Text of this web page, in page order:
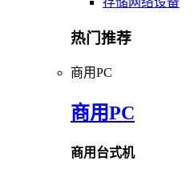
热门推荐
商用PC
商用PC
商用台式机